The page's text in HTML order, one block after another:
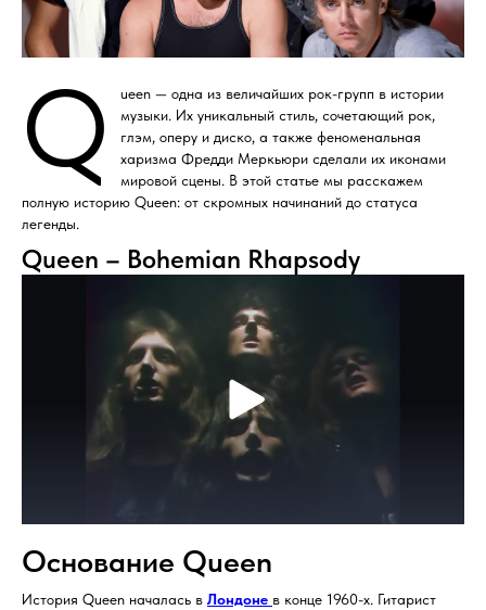
Q
ueen — одна из величайших рок-групп в истории
музыки. Их уникальный стиль, сочетающий рок,
глэм, оперу и диско, а также феноменальная
харизма Фредди Меркьюри сделали их иконами
мировой сцены. В этой статье мы расскажем
полную историю Queen: от скромных начинаний до статуса
легенды.
Queen – Bohemian Rhapsody
Основание Queen
История Queen началась в Лондоне в конце 1960-х. Гитарист